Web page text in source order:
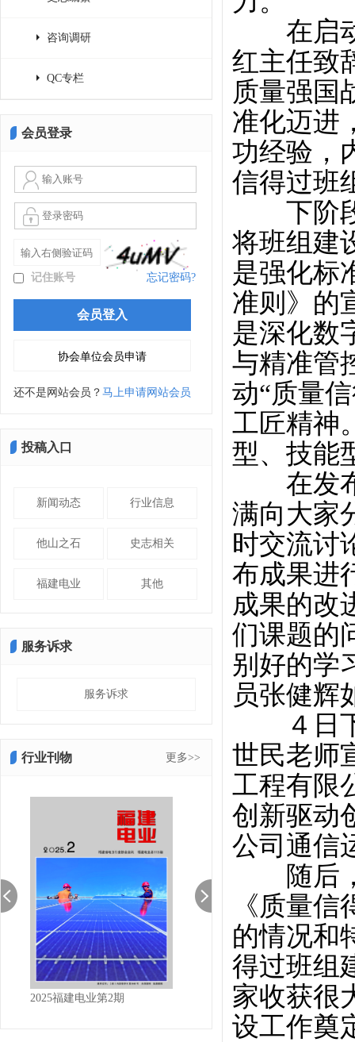
咨询调研
QC专栏
会员登录
记住账号 忘记密码?
还不是网站会员？ 马上申请网站会员
投稿入口
新闻动态 行业信息
他山之石 史志相关
福建电业 其他
服务诉求
服务诉求
更多>>
行业刊物
2025福建电业第2期 2025福建电业第1期
在启动
红主任致
质量强国
准化迈进
功经验，
信得过班
下阶段
将班组建
是强化标
准则》的
是深化数
与精准管
动“质量
工匠精神
型、技能
在发布
满向大家
时交流讨
布成果进
成果的改
们课题的
别好的学
员张健辉
４日下
世民老师
工程有限
创新驱动
公司通信
随后，
《质量
的情况和
得过班组
家收获很
设工作奠